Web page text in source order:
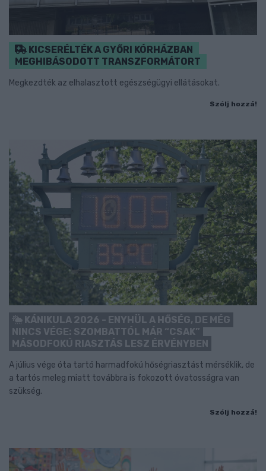
KICSERÉLTÉK A GYŐRI KÓRHÁZBAN
MEGHIBÁSODOTT TRANSZFORMÁTORT
Megkezdték az elhalasztott egészségügyi ellátásokat.
Szólj hozzá!
KÁNIKULA 2026 - ENYHÜL A HŐSÉG, DE MÉG
NINCS VÉGE: SZOMBATTÓL MÁR “CSAK”
MÁSODFOKÚ RIASZTÁS LESZ ÉRVÉNYBEN
A július vége óta tartó harmadfokú hőségriasztást mérséklik, de
a tartós meleg miatt továbbra is fokozott óvatosságra van
szükség.
Szólj hozzá!